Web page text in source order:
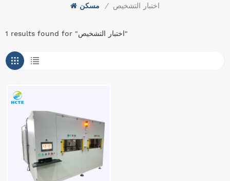
مسكن / اختبار التشخيص
1 results found for "اختبار التشخيص"